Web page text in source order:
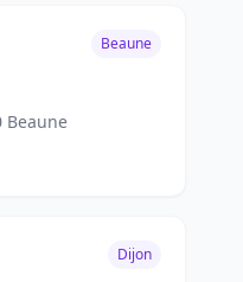
Beaune
Beaune
Dijon